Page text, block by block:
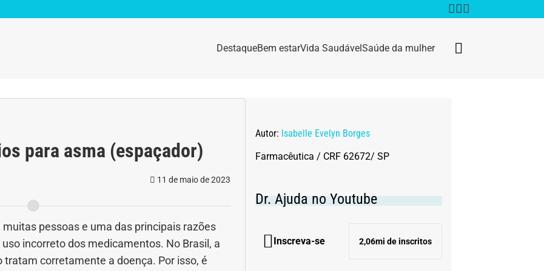
DestaqueBem estarVida SaudávelSaúde da mulher
física Beleza e Cosmética Câncer
Dengue
Emagrecimento
para asma (espaçador)
11 de maio de 2023
pessoas e uma das principais razões
incorreto dos medicamentos. No Brasil, a
corretamente a doença. Por isso, é
Autor: Isabelle Evelyn Borges
Farmacêutica / CRF 62672/ SP
Dr. Ajuda no Youtube
Inscreva-se 2,06mi de inscritos